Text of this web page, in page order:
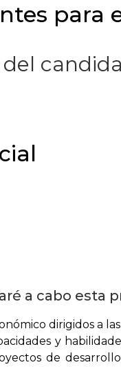
para
a cabo esta
dirigidos a
y
de